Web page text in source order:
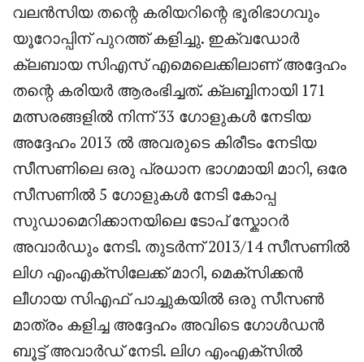
വലൻസിയ തന്റെ കരിയറിന്റെ ഭൂരിഭാഗവും
യൂറോപ്പിന് പുറത്ത് കളിച്ചു. ഇക്വഡോർ
ക്ലബായ സിഎസ് എമെലെക്കിലാണ് അദ്ദേഹം
തന്റെ കരിയർ ആരംഭിച്ചത്. ക്ലബ്ബിനായി 171
മത്സരങ്ങളിൽ നിന്ന് 33 ഗോളുകൾ നേടിയ
അദ്ദേഹം 2013 ൽ അവരുടെ കിരീടം നേടിയ
സീസണിലെ ഒരു പ്രധാന ഭാഗമായി മാറി, ഒരേ
സീസണിൽ 5 ഗോളുകൾ നേടി കോപ്പ
സുഡാമെറിക്കാനയിലെ ടോപ് സ്കോറർ
അവാർഡും നേടി. തുടർന്ന് 2013/14 സീസണിൽ
ലിഗ എംഎക്സിലേക്ക് മാറി, മെക്സിക്കൻ
ലീഗായ സിഎഫ് പാച്ചുകയിൽ ഒരു സീസൺ
മാത്രം കളിച്ച അദ്ദേഹം അവിടെ ഗോൾഡൻ
ബൂട്ട് അവാർഡ് നേടി. ലിഗ എംഎക്സിൽ